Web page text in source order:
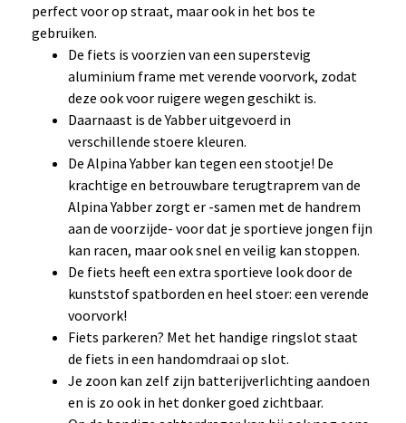
perfect voor op straat, maar ook in het bos te
gebruiken.
De fiets is voorzien van een superstevig
aluminium frame met verende voorvork, zodat
deze ook voor ruigere wegen geschikt is.
Daarnaast is de Yabber uitgevoerd in
verschillende stoere kleuren.
De Alpina Yabber kan tegen een stootje! De
krachtige en betrouwbare terugtraprem van de
Alpina Yabber zorgt er -samen met de handrem
aan de voorzijde- voor dat je sportieve jongen fijn
kan racen, maar ook snel en veilig kan stoppen.
De fiets heeft een extra sportieve look door de
kunststof spatborden en heel stoer: een verende
voorvork!
Fiets parkeren? Met het handige ringslot staat
de fiets in een handomdraai op slot.
Je zoon kan zelf zijn batterijverlichting aandoen
en is zo ook in het donker goed zichtbaar.